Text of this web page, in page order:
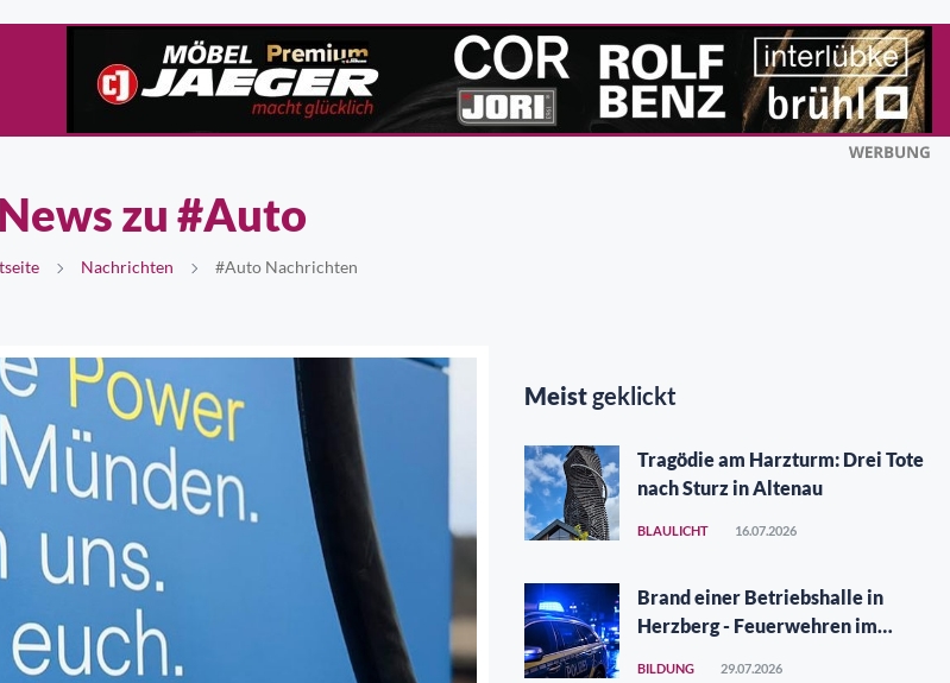
News zu #Auto
Nachrichten #Auto Nachrichten
Meistgeklickt
Tragödie am Harzturm: Drei Tote
nach Sturz in Altenau
BLAULICHT 16.07.2026
Brand einer Betriebshalle in
Herzberg - Feuerwehren im
BILDUNG 29.07.2026